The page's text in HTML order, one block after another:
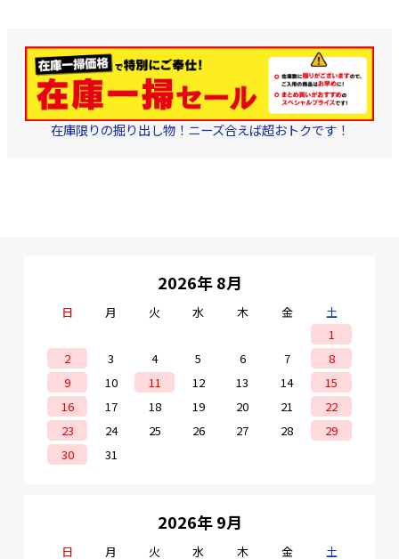
在庫限りの掘り出し物！ニーズ合えば超おトクです！
2026年 8月
日 月 火 水 木 金
土
1
2
3 4 5 6 7
8
9
10 11 12 13 14
15
16
17 18 19 20 21
22
23
24 25 26 27 28
29
30
31
2026年 9月
日 月 火 水 木 金
土